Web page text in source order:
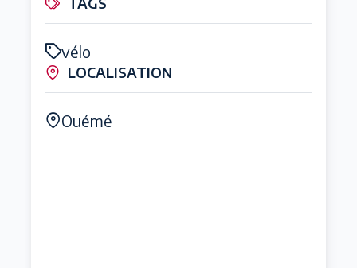
vélo
LOCALISATION
Ouémé